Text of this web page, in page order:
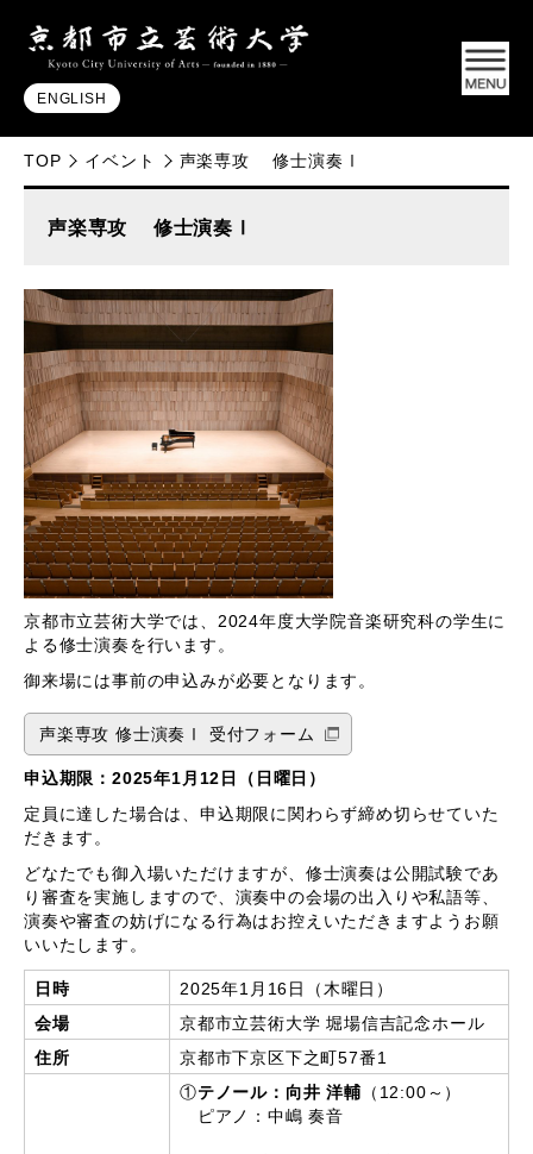
ENGLISH
TOP イベント 声楽専攻 修士演奏Ⅰ
声楽専攻 修士演奏Ⅰ
京都市立芸術大学では、2024年度大学院音楽研究科の学生に
よる修士演奏を行います。
御来場には事前の申込みが必要となります。
声楽専攻 修士演奏Ⅰ 受付フォーム
申込期限：2025年1月12日（日曜日）
定員に達した場合は、申込期限に関わらず締め切らせていた
だきます。
どなたでも御入場いただけますが、修士演奏は公開試験であ
り審査を実施しますので、演奏中の会場の出入りや私語等、
演奏や審査の妨げになる行為はお控えいただきますようお願
いいたします。
日時
2025年1月16日（木曜日）
会場
京都市立芸術大学 堀場信吉記念ホール
住所
京都市下京区下之町57番1
①テノール：向井 洋輔 （12:00～）
ピアノ：中嶋 奏音